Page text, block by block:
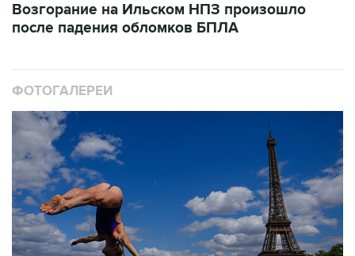
Возгорание на Ильском НПЗ произошло
после падения обломков БПЛА
ФОТОГАЛЕРЕИ